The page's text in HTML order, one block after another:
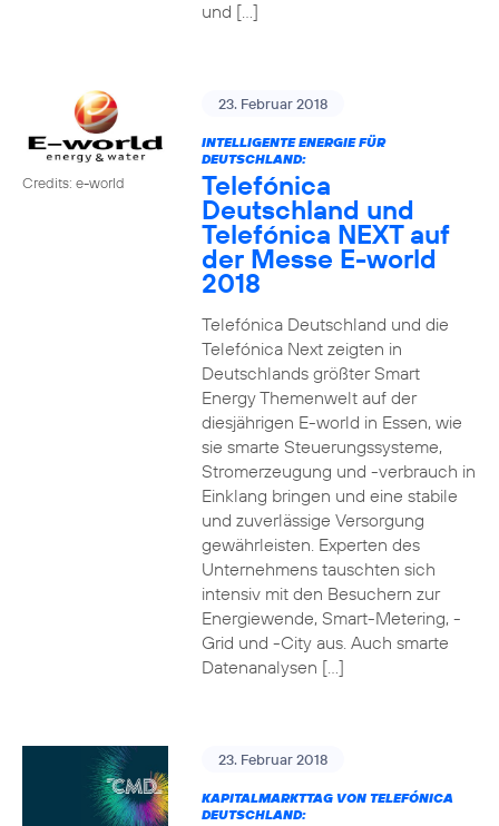
und […]
Credits: e-world
23. Februar 2018
INTELLIGENTE ENERGIE FÜR
DEUTSCHLAND:
Telefónica
Deutschland und
Telefónica NEXT auf
der Messe E-world
2018
Telefónica Deutschland und die
Telefónica Next zeigten in
Deutschlands größter Smart
Energy Themenwelt auf der
diesjährigen E-world in Essen, wie
sie smarte Steuerungssysteme,
Stromerzeugung und -verbrauch in
Einklang bringen und eine stabile
und zuverlässige Versorgung
gewährleisten. Experten des
Unternehmens tauschten sich
intensiv mit den Besuchern zur
Energiewende, Smart-Metering, -
Grid und -City aus. Auch smarte
Datenanalysen […]
23. Februar 2018
KAPITALMARKTTAG VON TELEFÓNICA
DEUTSCHLAND: